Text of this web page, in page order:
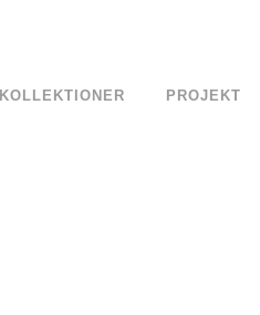
KOLLEKTIONER PROJEKT